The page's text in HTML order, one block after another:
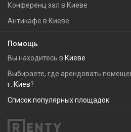
Конференц зал в Киеве
Антикафе в Киеве
Помощь
Вы находитесь в Киеве
Выбираете, где арендовать
г. Киев?
Список популярных площадок